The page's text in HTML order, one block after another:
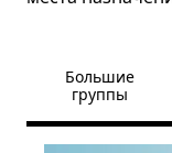
Большие
группы